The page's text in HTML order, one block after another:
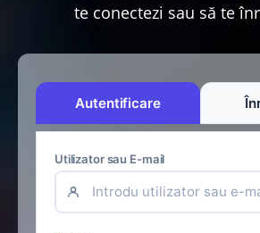
te conectezi sau să te
Autentificare
Utilizator sau E-mail